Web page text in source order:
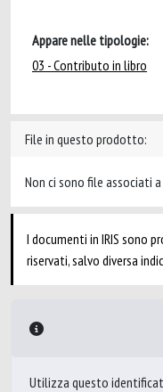
Appare nelle tipologie:
03 - Contributo in libro
File in questo prodotto:
Non ci sono file associati
I documenti in IRIS sono
riservati, salvo diversa
Utilizza questo